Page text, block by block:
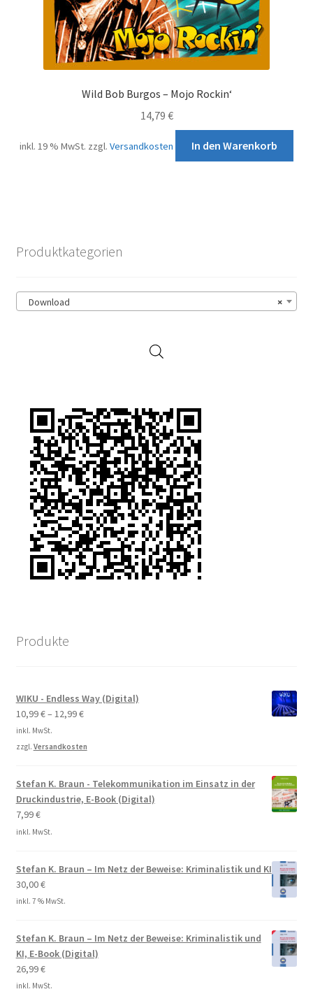
Wild Bob Burgos – Mojo Rockin‘
14,79 €
inkl. 19 % MwSt. zzgl.Versandkosten In den Warenkorb
Produktkategorien
×
Download
Produkte
WIKU - Endless Way (Digital)
10,99€– 12,99€
inkl. MwSt.
zzgl. Versandkosten
Stefan K. Braun - Telekommunikation im Einsatz in der
Druckindustrie, E-Book (Digital)
7,99€
inkl. MwSt.
Stefan K. Braun – Im Netz der Beweise: Kriminalistik und KI
30,00€
inkl. 7 % MwSt.
Stefan K. Braun – Im Netz der Beweise: Kriminalistik und
KI, E-Book (Digital)
26,99€
inkl. MwSt.